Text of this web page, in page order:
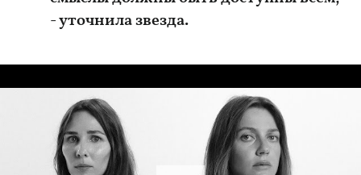
- уточнила звезда.